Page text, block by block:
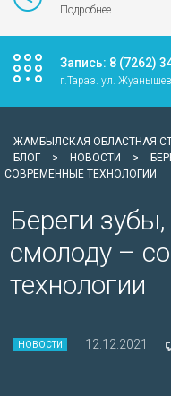
Подробнее
Запись: 8 (7262)
г.Тараз. ул.
ЖАМБЫЛСКАЯ ОБЛАСТНАЯ
БЛОГ
> НОВОСТИ >
СОВРЕМЕННЫЕ ТЕХНОЛОГИИ
Береги зубы,
смолоду –
технологии
НОВОСТИ 12.12.2021